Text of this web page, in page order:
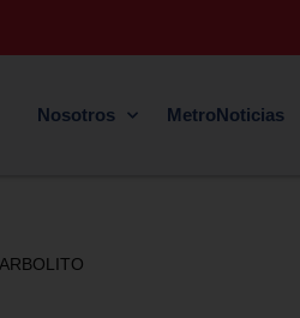
Nosotros MetroNoticias